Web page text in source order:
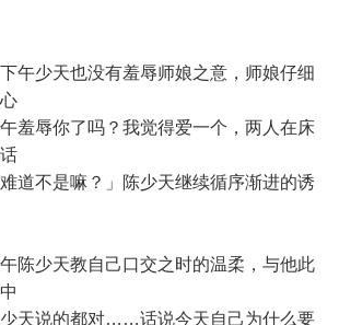
少天也没有羞辱师娘之意，师娘仔细
羞辱你了吗？我觉得爱一个，两人在床
道不是嘛？」陈少天继续循序渐进的诱
少天教自己口交之时的温柔，与他此
天说的都对……话说今天自己为什么要